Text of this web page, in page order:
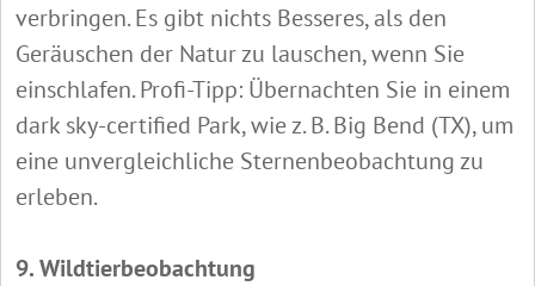
verbringen. Es gibt nichts Besseres, als den
Geräuschen der Natur zu lauschen, wenn Sie
einschlafen. Profi-Tipp: Übernachten Sie in einem
dark sky-certified Park, wie z. B. Big Bend (TX), um
eine unvergleichliche Sternenbeobachtung zu
erleben.
9. Wildtierbeobachtung